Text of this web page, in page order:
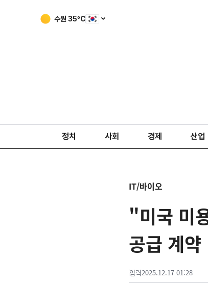
수원 35ºC
정치 사회 경제 산업
IT/바이오
"미국 미
공급 계약
입력2025.12.17 01:28